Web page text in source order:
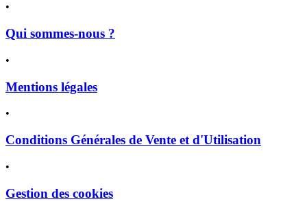
•
Qui sommes-nous ?
•
Mentions légales
•
Conditions Générales de Vente et d'Utilisation
•
Gestion des cookies